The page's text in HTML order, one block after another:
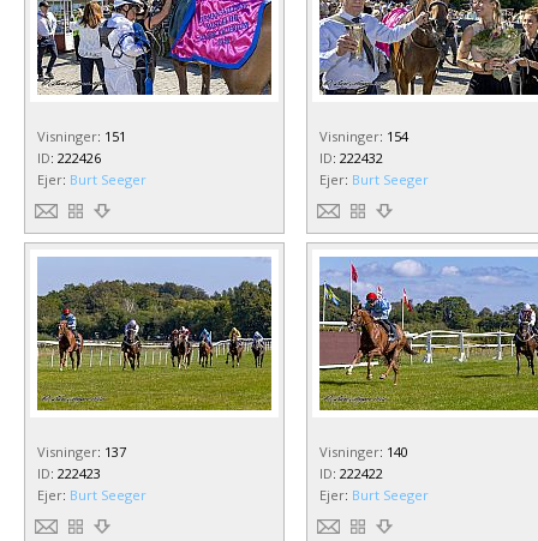
Visninger: 151
ID: 222426
Ejer: Burt Seeger
Visninger: 154
ID: 222432
Ejer: Burt Seeger
Visninger: 137
ID: 222423
Ejer: Burt Seeger
Visninger: 140
ID: 222422
Ejer: Burt Seeger